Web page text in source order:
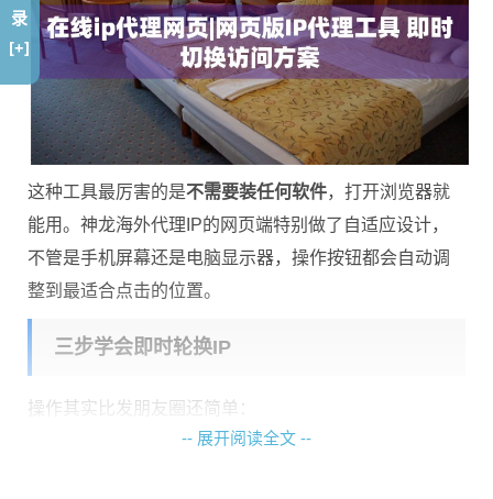
这种工具最厉害的是不需要装任何软件，打开浏览器就
能用。神龙海外代理IP的网页端特别做了自适应设计，
不管是手机屏幕还是电脑显示器，操作按钮都会自动调
整到最适合点击的位置。
三步学会即时轮换IP
操作其实比发朋友圈还简单：
打开神龙代理IP官网的网页工具（注意要选带HTTP
-- 展开阅读全文 --
录
[+]